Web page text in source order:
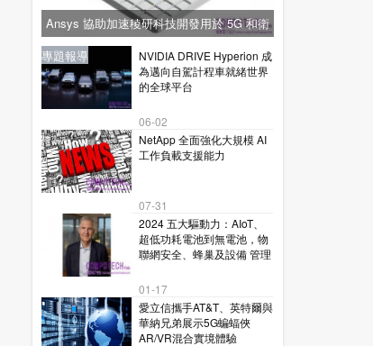
Ansys 協助加速稜研科技開發用於 5G 和衛
星通訊的下一代毫米波技術
新聞
NVIDIA DRIVE Hyperion 成
為邁向自駕計程車就緒世界
的全球平台
06-02
新聞
NetApp 全面強化大規模 AI
工作負載支援能力
07-31
專題報導
2024 五大驅動力：AIoT、
超低功耗電池到無電池，物
聯網安全、蜂巢及設備 管理
01-17
新聞
愛立信攜手AT&T、英特爾與
華納兄弟展示5G蝙蝠俠
AR/VR混合實境體驗
專題報導